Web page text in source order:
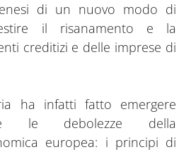
di un nuovo modo di
il risanamento e la
creditizi e delle imprese di
ha infatti fatto emergere
le debolezze della
europea: i principi di